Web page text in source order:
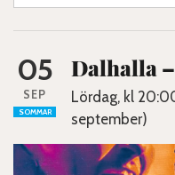
05
SEP
SOMMAR
Dalhalla
Lördag, kl
september)